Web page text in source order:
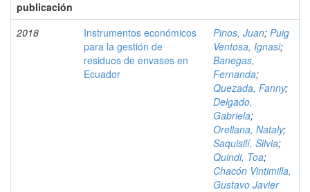
publicación
2018
Instrumentos económicos
para la gestión de
residuos de envases en
Ecuador
Pinos, Juan; Puig
Ventosa, Ignasi;
Banegas,
Fernanda;
Quezada, Fanny;
Delgado,
Gabriela;
Orellana, Nataly;
Saquisilí, Silvia;
Quindi, Toa;
Chacón Vintimilla,
Gustavo Javier